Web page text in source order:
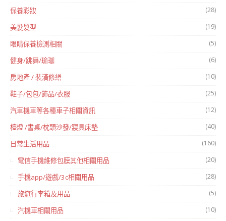
保養彩妝 (28)
美髮髮型 (19)
眼睛保養檢測相關 (5)
健身/跳舞/瑜珈 (6)
房地產 / 裝潢修繕 (10)
鞋子/包包/飾品/衣服 (25)
汽車機車等各種車子相關資訊 (12)
檯燈 /書桌/枕頭沙發/寢具床墊 (40)
日常生活用品 (160)
電信手機維修包膜其他相關用品 (20)
手機app/遊戲/3c相關用品 (28)
旅遊行李箱及用品 (5)
汽機車相關用品 (10)